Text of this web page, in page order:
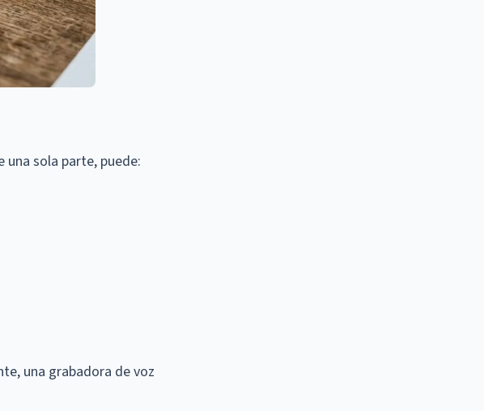
sola parte, puede:
una grabadora de voz